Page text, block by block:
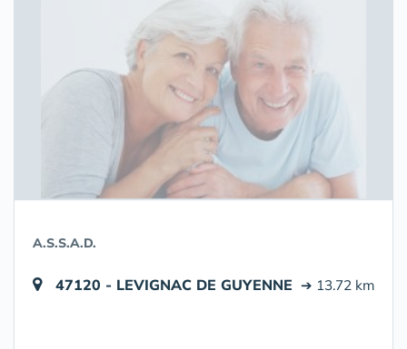
A.S.S.A.D.
47120 - LEVIGNAC DE GUYENNE ➔ 13.72 km